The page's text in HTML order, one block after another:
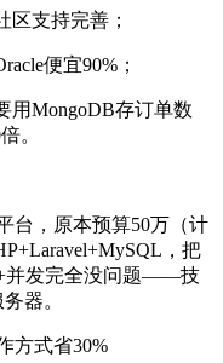
区支持完善；
便宜90%；
用MongoDB存订单数
。
台，原本预算50万（计
，把
并发完全没问题——技
器。
方式省30%